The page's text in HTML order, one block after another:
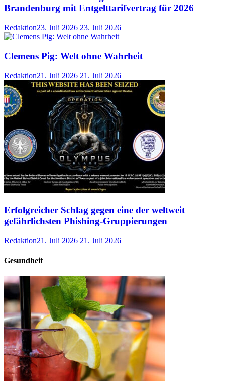
Brandenburg mit Entgelttarifvertrag für 2026
Redaktion23. Juli 2026 23. Juli 2026
Clemens Pig: Welt ohne Wahrheit
Redaktion21. Juli 2026 21. Juli 2026
Erfolgreicher Schlag gegen eine der weltweit
gefährlichsten Phishing-Gruppierungen
Redaktion21. Juli 2026 21. Juli 2026
Gesundheit